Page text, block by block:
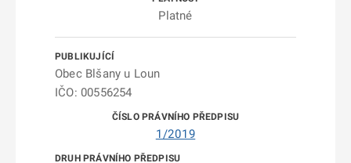
Platné
Obec Blšany u Loun
IČO: 00556254
1/2019